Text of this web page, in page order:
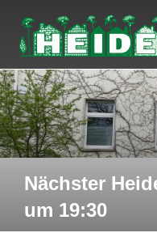
Inhalt
springen
Nächster
um 19:30